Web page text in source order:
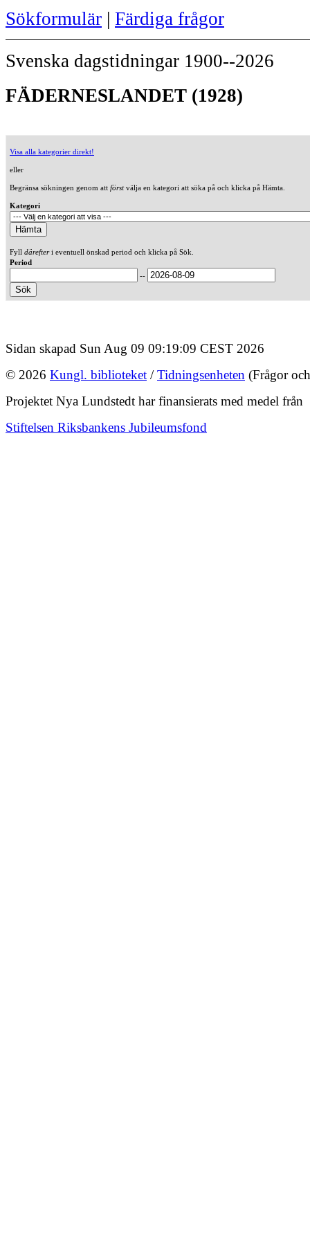
Sökformulär | Färdiga frågor
Svenska dagstidningar 1900--2026
FÄDERNESLANDET (1928)
Visa alla kategorier direkt!
eller
Begränsa sökningen genom att förstvälja en kategori att söka på och klicka på Hämta.
Kategori
Fyll därefteri eventuell önskad period och klicka på Sök.
Period
--
Sidan skapad Sun Aug 09 09:19:09 CEST 2026
© 2026 Kungl. biblioteket /Tidningsenheten (Frågor
Projektet Nya Lundstedt har finansierats med medel från
Stiftelsen Riksbankens Jubileumsfond